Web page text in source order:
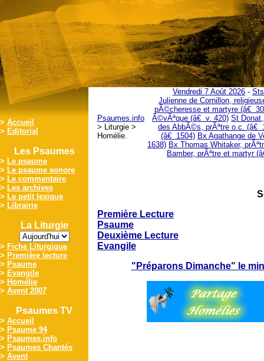
> Accueil
> Editorial
Les Psaumes
> Le psaume
> Le psaume sonore
> Le commentaire
> Les archives
> Le petit lexique
> Librairie
La Liturgie
> Fiche Liturgique
> Première lecture
> Psaume
> Evangile
> Homélie
> Avent 2007
Psaumes TV
> Accueil
> Psaume 94
> Psaumes.info
> Psaumes Chantés
> Avent
Psaumes.info
> Liturgie >
Homélie.
Vendredi 7 Août 2026 -
Julienne de Cornillon,
pÃ©cheresse et martyre (â€
Ã©vÃªque (â€ v. 420) St
des AbbÃ©s, prÃªtre o.c. (â€
(â€ 1504) Bx Agathange de
1638) Bx Thomas Whitaker,
Bamber, prÃªtre et martyr
Première Lecture
Psaume
Deuxième Lecture
Evangile
"Préparons Dimanche" le